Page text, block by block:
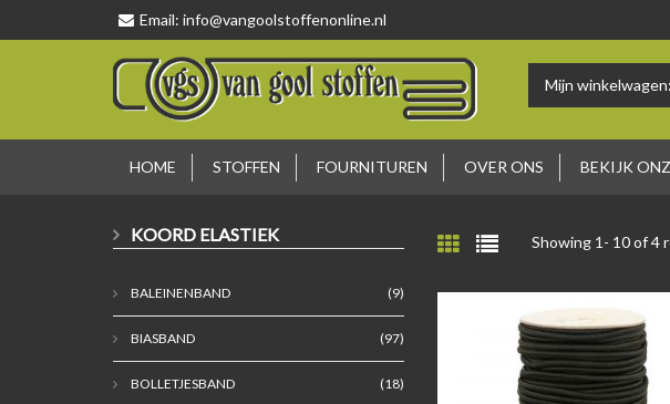
Email: info@vangoolstoffenonline.nl
Mijn winkelwagen:
HOME STOFFEN FOURNITUREN OVER ONS BEKIJK
KOORD ELASTIEK
BALEINENBAND (9)
BIASBAND (97)
BOLLETJESBAND (18)
Showing 1- 10of 4